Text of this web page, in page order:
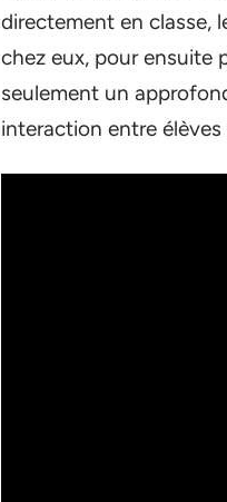
directement en classe,
chez eux, pour ensuite
seulement un
interaction entre